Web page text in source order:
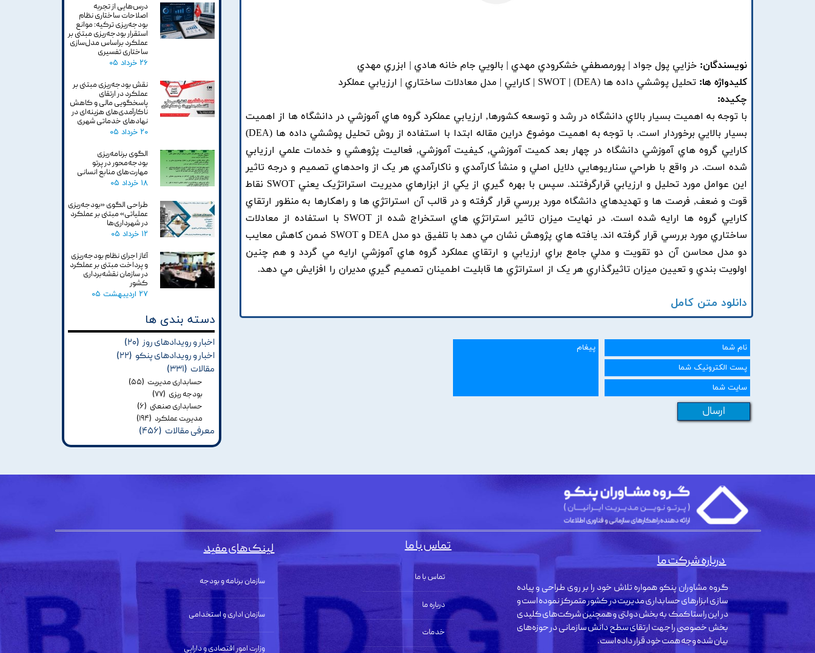
نویسندگان: خزايي پول جواد | پورمصطفي خشکرودي مهدي | بالويي جام خانه هادي | ابزري مهدي
کلیدواژه ها: تحليل پوششي داده ها (DEA) | SWOT | کارايي | مدل معادلات ساختاري | ارزيابي عملکرد
چکیده:
با توجه به اهميت بسيار بالاي دانشگاه در رشد و توسعه کشورها, ارزيابي عملکرد گروه هاي آموزشي در دانشگاه ها از اهميت
بسيار بالايي برخوردار است. با توجه به اهميت موضوع دراين مقاله ابتدا با استفاده از روش تحليل پوششي داده ها (DEA)
کارايي گروه هاي آموزشي دانشگاه در چهار بعد کميت آموزشي, کيفيت آموزشي, فعاليت پژوهشي و خدمات علمي ارزيابي
شده است. در واقع با طراحي سناريوهايي دلايل اصلي و منشأ کارآمدي و ناکارآمدي هر يک از واحدهاي تصميم و درجه تاثير
اين عوامل مورد تحليل و ارزيابي قرارگرفتند. سپس با بهره گيري از يکي از ابزارهاي مديريت استراتژيک يعني SWOT نقاط
قوت و ضعف, فرصت ها و تهديدهاي دانشگاه مورد بررسي قرار گرفته و در قالب آن استراتژي ها و راهکارها به منظور ارتقاي
کارايي گروه ها ارايه شده است. در نهايت ميزان تاثير استراتژي هاي استخراج شده از SWOT با استفاده از معادلات
ساختاري مورد بررسي قرار گرفته اند. يافته هاي پژوهش نشان مي دهد با تلفيق دو مدل DEA و SWOT ضمن کاهش معايب
دو مدل محاسن آن دو تقويت و مدلي جامع براي ارزيابي و ارتقاي عملکرد گروه هاي آموزشي ارايه مي گردد و هم چنين
اولويت بندي و تعيين ميزان تاثيرگذاري هر يک از استراتژي ها قابليت اطمينان تصميم گيري مديران را افزايش مي دهد.
دانلود متن کامل
ارسال
درس‌هایی از تجربه
اصلاحات ساختاری نظام
بودجه‌ریزی ترکیه: موانع
استقرار بودجه‌ریزی مبتنی بر
عملکرد براساس مدل‌سازی
ساختاری تفسیری
۲۶ خرداد ۰۵
نقش بودجه‌ریزی مبتنی بر
عملکرد در ارتقای
پاسخگویی مالی و کاهش
ناکارآمدی‌های هزینه‌ای در
نهادهای خدماتی شهری
۲۰ خرداد ۰۵
الگوی برنامه‌ریزی
بودجه‌محور در پرتو
مهارت‌های منابع انسانی
۱۸ خرداد ۰۵
طراحی الگوی «بودجه‌ریزی
عملیاتی» مبتنی بر عملکرد
در شهرداری‌ها
۱۲ خرداد ۰۵
آغاز اجرای نظام بودجه‌ریزی
و پرداخت مبتنی بر عملکرد
در سازمان نقشه‌برداری
کشور
۲۷ اردیبهشت ۰۵
دسته بندی ها
اخبار و رویدادهای روز (۲۰)
اخبار و رویدادهای پنکو (۲۲)
مقالات (۳۳۱)
حسابداری مدیریت (۵۵)
بودجه ریزی (۷۷)
حسابداری صنعتی (۶)
مدیریت عملکرد (۱۹۴)
معرفی مقالات (۴۵۶)
لینک‌های مفید
سازمان برنامه و بودجه
سازمان اداری و استخدامی
وزارت امور اقتصادی و دارایی
تماس با ما
درباره ما
خدمات
تماس با ما
گروه مشاوران پنکو همواره تلاش خود را بر روی طراحی و پیاده
سازی ابزارهای حسابداری مدیریت در کشور متمرکز نموده است و
در این راستا کمک به بخش دولتی و همچنین شرکت‌های کلیدی
بخش خصوصی را جهت ارتقای سطح دانش سازمانی در حوزه‌های
بیان شده وجه همت خود قرار داده است.
درباره شرکت ما